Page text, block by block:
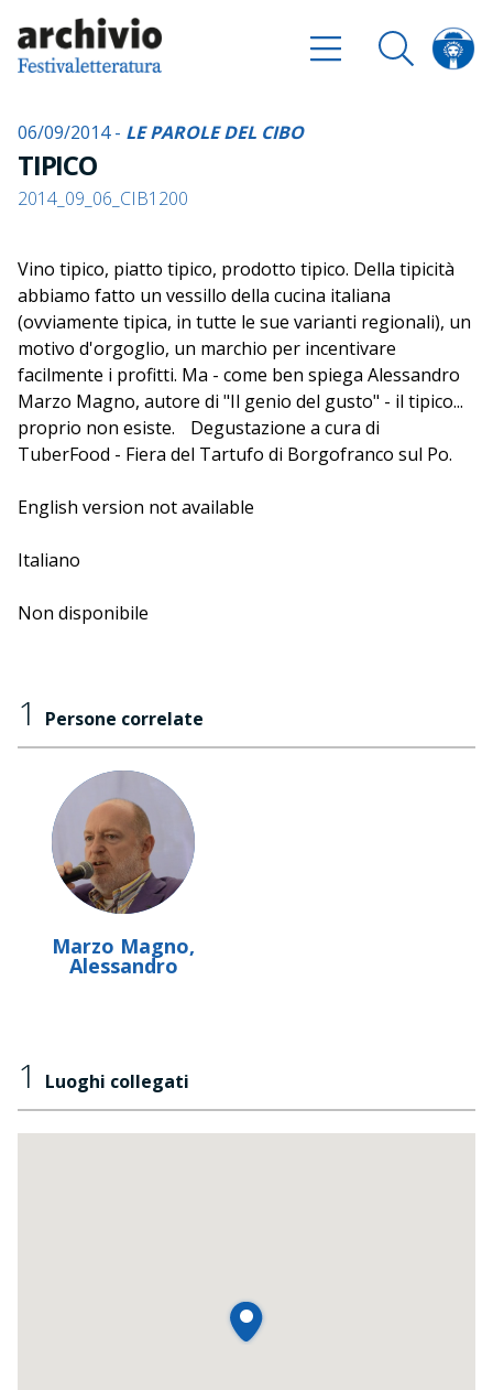
06/09/2014 - LE PAROLE DEL CIBO
TIPICO
2014_09_06_CIB1200
Vino tipico, piatto tipico, prodotto tipico. Della tipicità
abbiamo fatto un vessillo della cucina italiana
(ovviamente tipica, in tutte le sue varianti regionali), un
motivo d'orgoglio, un marchio per incentivare
facilmente i profitti. Ma - come ben spiega Alessandro
Marzo Magno, autore di "Il genio del gusto" - il tipico...
proprio non esiste. Degustazione a cura di
TuberFood - Fiera del Tartufo di Borgofranco sul Po.
English version not available
Italiano
Non disponibile
1 Persone correlate
Marzo Magno,
Alessandro
1 Luoghi collegati